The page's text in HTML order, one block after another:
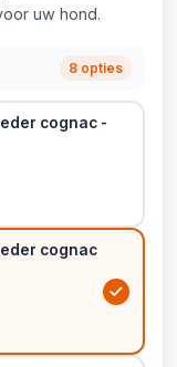
uw hond.
8 opties
cognac -
cognac